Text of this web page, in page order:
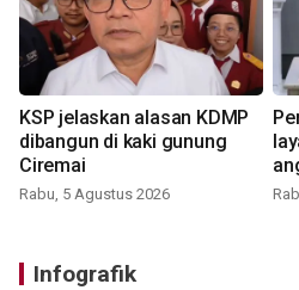
KSP jelaskan alasan KDMP
dibangun di kaki gunung
Ciremai
Rabu, 5 Agustus 2026
Infografik